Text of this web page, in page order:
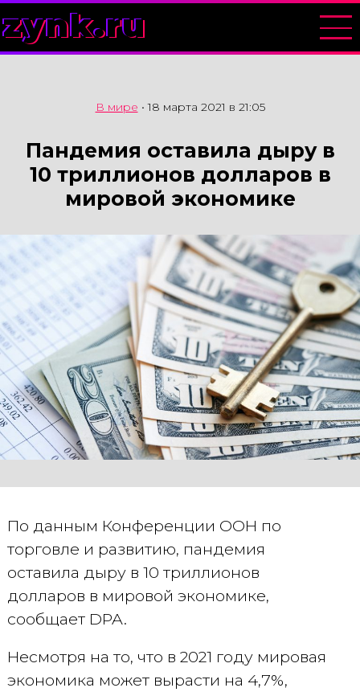
zynk.ru
В мире •18 марта 2021 в 21:05
Пандемия оставила дыру в
10 триллионов долларов в
мировой экономике
По данным Конференции ООН по
торговле и развитию, пандемия
оставила дыру в 10 триллионов
долларов в мировой экономике,
сообщает DPA.
Несмотря на то, что в 2021 году мировая
экономика может вырасти на 4,7%,